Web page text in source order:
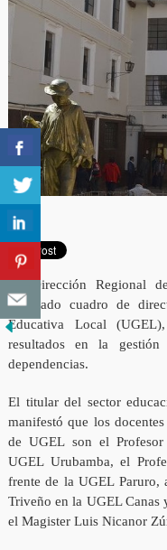
La Dirección Regional
renovado cuadro de
Educativa Local
resultados en la gestión
dependencias.
El titular del sector
manifestó que los
de UGEL son el
UGEL Urubamba, el
frente de la UGEL
Triveño en la UGEL Canas
el Magister Luis Nicanor